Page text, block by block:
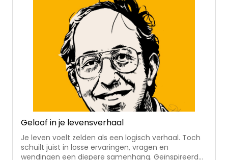
Geloof in je levensverhaal
Je leven voelt zelden als een logisch verhaal. Toch
schuilt juist in losse ervaringen, vragen en
wendingen een diepere samenhang. Geïnspireerd